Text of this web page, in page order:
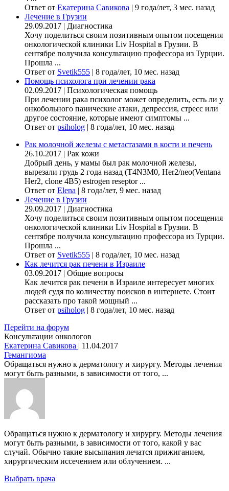
Ответ от Екатерина Савикова | 9 года/лет, 3 мес. назад
Лечение в Грузии
29.09.2017 | Диагностика
Хочу поделиться своим позитивным опытом посещения
онкологической клиники Liv Hospital в Грузии. В
сентябре получила консультацию профессора из Турции.
Прошла ...
Ответ от Svetik555 | 8 года/лет, 10 мес. назад
Помощь психолога при лечении рака
02.09.2017 | Психологическая помощь
При лечении рака психолог может определить, есть ли у
онкобольного панические атаки, депрессия, стресс или
другое состояние, которые имеют симптомы ...
Ответ от psiholog | 8 года/лет, 10 мес. назад
Рак молочной железы с метастазами в кости и печень
26.10.2017 | Рак кожи
Добрый день, у мамы был рак молочной железы,
вырезали грудь 2 года назад (Т4N3M0, Her2/neo(Ventana
Her2, clone 4B5) estrogen reseptor ...
Ответ от Elena | 8 года/лет, 9 мес. назад
Лечение в Грузии
29.09.2017 | Диагностика
Хочу поделиться своим позитивным опытом посещения
онкологической клиники Liv Hospital в Грузии. В
сентябре получила консультацию профессора из Турции.
Прошла ...
Ответ от Svetik555 | 8 года/лет, 10 мес. назад
Как лечится рак печени в Израиле
03.09.2017 | Общие вопросы
Как лечится рак печени в Израиле интересует многих
людей судя по количеству поисков в интернете. Стоит
рассказать про такой мощный ...
Ответ от psiholog | 8 года/лет, 10 мес. назад
Перейти на форум
Консультации онкологов
Екатерина Савикова | 11.04.2017
Гемангиома
Обращаться нужно к дерматологу и хирургу. Методы лечения
могут быть разными, в зависимости от того, ...
Обращаться нужно к дерматологу и хирургу. Методы лечения
могут быть разными, в зависимости от того, какой у вас
случай. Обычно такие высыпания лечатся прижиганием,
хирургическим иссечением или облучением. ...
Выбрать врача